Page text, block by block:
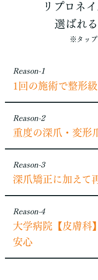
リプロネ
選ばれる
※タップ
Reason-1
1回の施術で整形
Reason-2
重度の深爪・変形
Reason-3
深爪矯正に加えて
Reason-4
大学病院【皮膚科
安心